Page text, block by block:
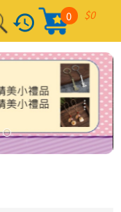
history $0
0